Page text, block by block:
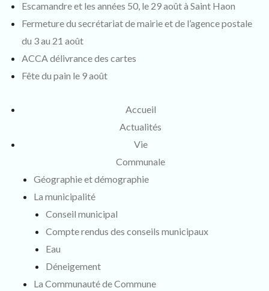
Escamandre et les années 50, le 29 août à Saint Haon
Fermeture du secrétariat de mairie et de l’agence postale
du 3 au 21 août
ACCA délivrance des cartes
Fête du pain le 9 août
Accueil
Actualités
Vie
Communale
Géographie et démographie
La municipalité
Conseil municipal
Compte rendus des conseils municipaux
Eau
Déneigement
La Communauté de Commune